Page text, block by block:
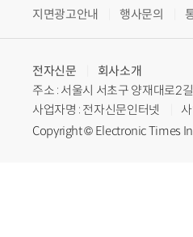
지면광고안내 행사문의
전자신문
회사소개
주소 : 서울시 서초구 양재대로2
사업자명 : 전자신문인터넷
Copyright © Electronic Times